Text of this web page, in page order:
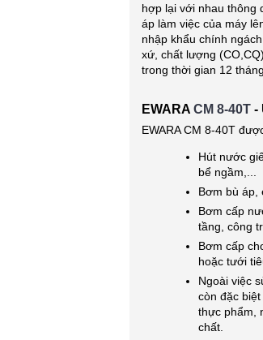
hợp lại với nhau thông
áp làm việc của máy
nhập khẩu chính
xứ, chất lượng
trong thời gian 12 tháng.
EWARA CM 8-40T -
EWARA CM 8-40T
Hút nước
bể ngầm,...
Bơm bù áp,
Bơm cấp
tầng, công
Bơm cấp
hoặc tưới
Ngoài việc
còn đặc
thực phẩm,
chất.